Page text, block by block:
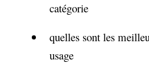
catégorie
quelles sont les
usage